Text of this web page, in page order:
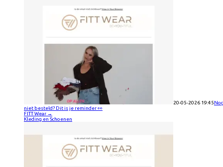
20-05-2026 19:45
niet besteld? Dit is je reminder 👀
FITT Wear →
Kleding en Schoenen